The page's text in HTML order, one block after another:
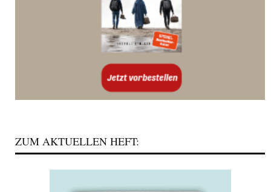
ZUM AKTUELLEN HEFT: